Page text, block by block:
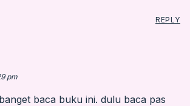
pm
baca buku ini. dulu baca pas
REPLY